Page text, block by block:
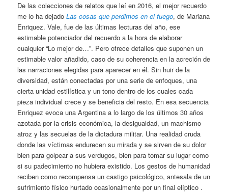
De las colecciones de relatos que leí en 2016, el mejor recuerdo
me lo ha dejadoLas cosas que perdimos en el fuego, de Mariana
Enriquez. Vale, fue de las últimas lecturas del año, ese
estimable potenciador del recuerdo a la hora de elaborar
cualquier “Lo mejor de…”. Pero ofrece detalles que suponen un
estimable valor añadido, caso de su coherencia en la acreción de
las narraciones elegidas para aparecer en él. Sin huir de la
diversidad, están conectadas por una serie de enfoques, una
cierta unidad estilística y un tono dentro de los cuales cada
pieza individual crece y se beneficia del resto. En esa secuencia
Enriquez evoca una Argentina a lo largo de los últimos 30 años
azotada por la crisis económica, la desigualdad, un machismo
atroz y las secuelas de la dictadura militar. Una realidad cruda
donde las víctimas endurecen su mirada y se sirven de su dolor
bien para golpear a sus verdugos, bien para tomar su lugar como
si su padecimiento no hubiera existido. Los gestos de humanidad
reciben como recompensa un castigo psicológico, antesala de un
sufrimiento físico hurtado ocasionalmente por un final elíptico .